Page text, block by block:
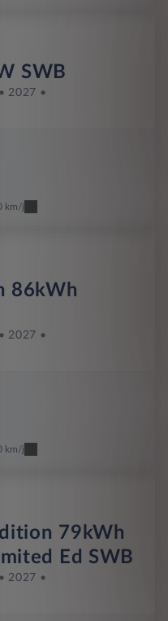
SWB
2027
km/j
86kWh
2027
km/j
79kWh
Ed SWB
2027